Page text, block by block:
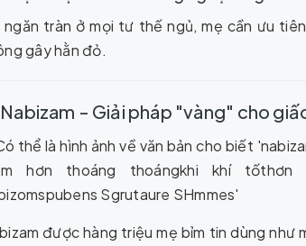
tràn ở mọi tư thế ngủ, mẹ cần ưu
gây hằn đỏ.
- Giải pháp "vàng" cho
được hàng triệu mẹ bỉm tin dùng